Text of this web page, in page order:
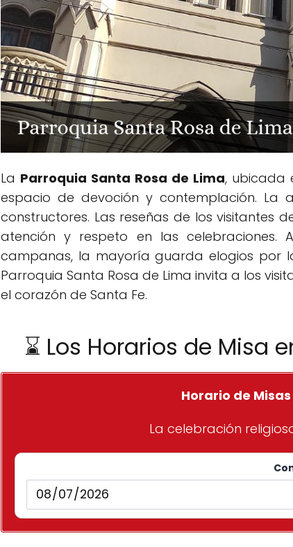
La Parroquia Santa Rosa de Lima, ubicada
espacio de devoción y contemplación.
constructores. Las reseñas de los visitantes
atención y respeto en las celebraciones.
campanas, la mayoría guarda elogios por
Parroquia Santa Rosa de Lima invita a los
el corazón de Santa Fe.
⌛ Los Horarios de Misa
Horario de
La celebración